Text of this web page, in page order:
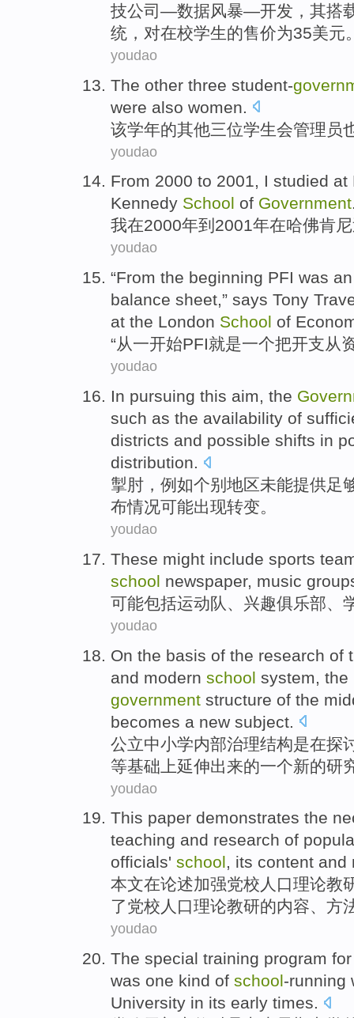
技公司 —数据风暴—开发 ， 其搭
统，对在校学生的售价为35美元
youdao
The other three student-
were also women
该学年的其他三位学生会管理员
youdao
From 2000 to 2001, I studied at
Kennedy School of Government
我在2000年到 2001年在哈佛肯
youdao
“From the beginning PFI was an
balance sheet,” says Tony
at the London School of
“从一开始PFI就是一个把开支从
youdao
In pursuing this aim, the
such as the availability of
districts and possible shifts in
distribution.
掣肘， 例如个别 地区未能提供足
布情况可能出现转变。
youdao
These might include sports
school newspaper, music
可能包括运动队 、兴趣俱乐部、
youdao
On the basis of the research of
and modern school system , the
government structure of the
becomes a new subject
公立中小学内部治理结构是在探
等基础上延伸出来的一个新的研
youdao
This paper demonstrates the
teaching and research of
officials' school, its content and
本文在论述加强党校 人口理论教
了党校 人口理论教研的内容、 方
youdao
The special training program for
was one kind of school-running
University in its early times.